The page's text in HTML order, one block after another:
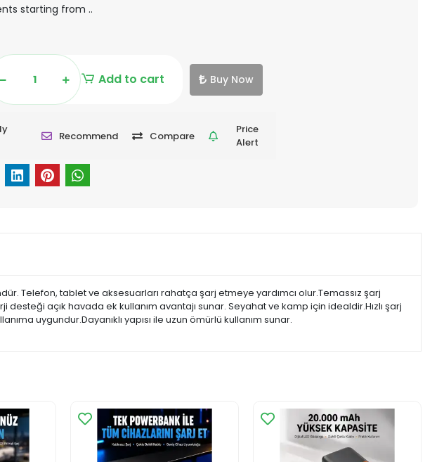
starting from ..
Add to cart Buy Now
Recommend Compare
Price
Alert
Telefon, tablet ve aksesuarları rahatça şarj etmeye yardımcı olur.Temassız şarj
açık havada ek kullanım avantajı sunar. Seyahat ve kamp için idealdir.Hızlı şarj
uygundur.Dayanıklı yapısı ile uzun ömürlü kullanım sunar.